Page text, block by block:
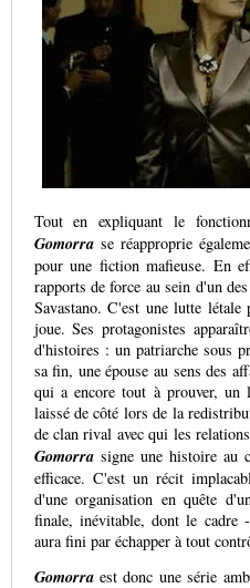
Tout en expliquant le
Gomorrase réapproprie
pour une fiction mafieuse. En
rapports de force au sein d'un
Savastano. C'est une lutte
joue. Ses protagonistes
d'histoires : un patriarche sous
sa fin, une épouse au sens des
qui a encore tout à prouver, un
laissé de côté lors de la
de clan rival avec qui les
Gomorrasigne une histoire au
efficace. C'est un récit
d'une organisation en quête
finale, inévitable, dont le cadre
aura fini par échapper à tout
Gomorraest donc une série